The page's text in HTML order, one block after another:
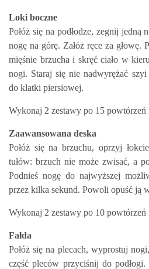
Loki boczne
Połóż się na podłodze, zegnij jedną
nogę na górę. Załóż ręce za głowę.
mięśnie brzucha i skręć ciało w
nogi. Staraj się nie nadwyrężać
do klatki piersiowej.
Wykonaj 2 zestawy po 15 powtórzeń
Zaawansowana deska
Połóż się na brzuchu, oprzyj
tułów: brzuch nie może zwisać, a
Podnieś nogę do najwyższej
przez kilka sekund. Powoli opuść ją
Wykonaj 2 zestawy po 10 powtórzeń
Fałda
Połóż się na plecach, wyprostuj
część pleców przyciśnij do